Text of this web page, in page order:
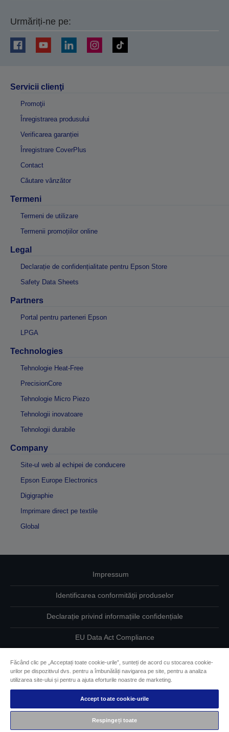
Urmăriți-ne pe:
Servicii clienţi
Promoţii
Înregistrarea produsului
Verificarea garanției
Înregistrare CoverPlus
Contact
Căutare vânzător
Termeni
Termeni de utilizare
Termenii promoțiilor online
Legal
Declarație de confidențialitate pentru Epson Store
Safety Data Sheets
Partners
Portal pentru parteneri Epson
LPGA
Technologies
Tehnologie Heat-Free
PrecisionCore
Tehnologie Micro Piezo
Tehnologii inovatoare
Tehnologii durabile
Company
Site-ul web al echipei de conducere
Epson Europe Electronics
Digigraphie
Imprimare direct pe textile
Global
Impressum
Identificarea conformității produselor
Declarație privind informațiile confidențiale
EU Data Act Compliance
Informaţii despre modulele cookie
Angajamentul Epson pe linie de accesibilitate
Drepturi de autor © 2026 Seiko Epson
Făcând clic pe „Acceptați toate cookie-urile”, sunteți de acord cu stocarea cookie-
urilor pe dispozitivul dvs. pentru a îmbunătăți navigarea pe site, pentru a analiza
utilizarea site-ului și pentru a ajuta eforturile noastre de marketing.
Accept toate cookie-urile
Respingeți toate